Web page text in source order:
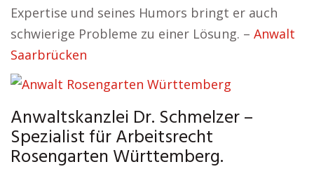
Expertise und seines Humors bringt er auch
schwierige Probleme zu einer Lösung. – Anwalt
Saarbrücken
Anwaltskanzlei Dr. Schmelzer –
Spezialist für Arbeitsrecht
Rosengarten Württemberg.